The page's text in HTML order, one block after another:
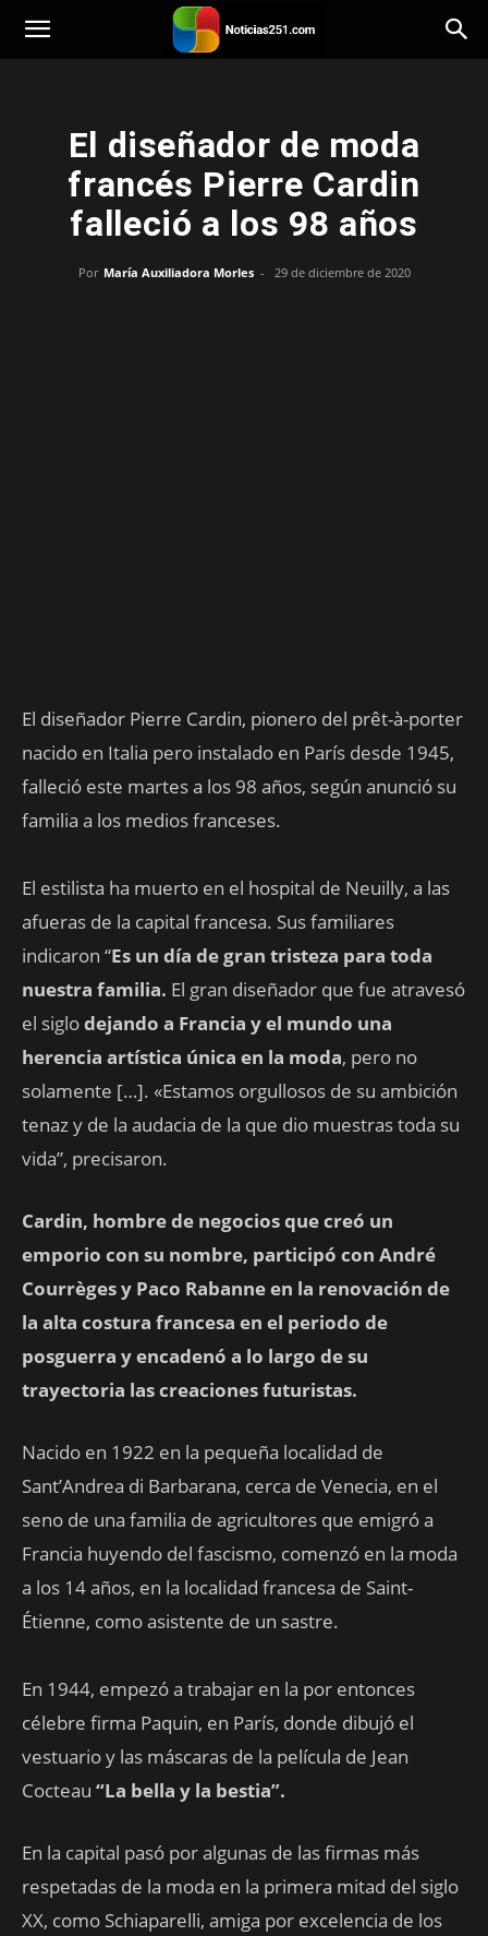
Noticias251
El diseñador de moda
francés Pierre Cardin
falleció a los 98 años
Por María Auxiliadora Morles - 29 de diciembre de 2020
El diseñador Pierre Cardin, pionero del prêt-à-porter
nacido en Italia pero instalado en París desde 1945,
falleció este martes a los 98 años, según anunció su
familia a los medios franceses.
El estilista ha muerto en el hospital de Neuilly, a las
afueras de la capital francesa. Sus familiares
indicaron “Es un día de gran tristeza para toda
nuestra familia. El gran diseñador que fue atravesó
el siglodejando a Francia y el mundo una
herencia artística única en la moda, pero no
solamente […]. «Estamos orgullosos de su ambición
tenaz y de la audacia de la que dio muestras toda su
vida”, precisaron.
Cardin, hombre de negocios que creó un
emporio con su nombre, participó con André
Courrèges y Paco Rabanne en la renovación de
la alta costura francesa en el periodo de
posguerra y encadenó a lo largo de su
trayectoria las creaciones futuristas.
Nacido en 1922 en la pequeña localidad de
Sant’Andrea di Barbarana, cerca de Venecia, en el
seno de una familia de agricultores que emigró a
Francia huyendo del fascismo, comenzó en la moda
a los 14 años, en la localidad francesa de Saint-
Étienne, como asistente de un sastre.
En 1944, empezó a trabajar en la por entonces
célebre firma Paquin, en París, donde dibujó el
vestuario y las máscaras de la película de Jean
Cocteau “La bella y la bestia”.
En la capital pasó por algunas de las firmas más
respetadas de la moda en la primera mitad del siglo
XX, como Schiaparelli, amiga por excelencia de los